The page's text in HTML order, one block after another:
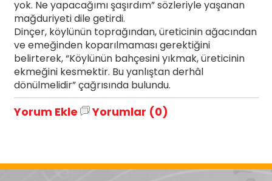
yok. Ne yapacağımı şaşırdım” sözleriyle yaşanan
mağduriyeti dile getirdi.
Dinçer, köylünün toprağından, üreticinin ağacından
ve emeğinden koparılmaması gerektiğini
belirterek, “Köylünün bahçesini yıkmak, üreticinin
ekmeğini kesmektir. Bu yanlıştan derhâl
dönülmelidir” çağrısında bulundu.
Yorum Ekle Yorumlar (0)